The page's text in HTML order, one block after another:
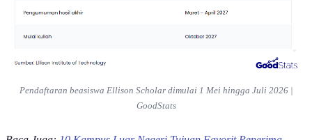
Pendaftaran beasiswa Ellison Scholar dimulai 1 Mei hingga Juli 2026 |
GoodStats